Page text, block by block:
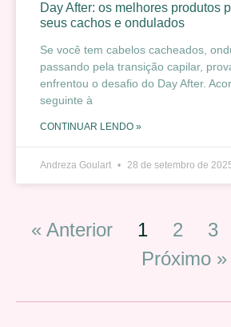
Day After: os melhores produtos
seus cachos e ondulados
Se você tem cabelos cacheados,
passando pela transição capilar,
enfrentou o desafio do Day After.
seguinte à
CONTINUAR LENDO »
Andreza Goulart 28 de setembro de
« Anterior 1 2 3
Próximo »